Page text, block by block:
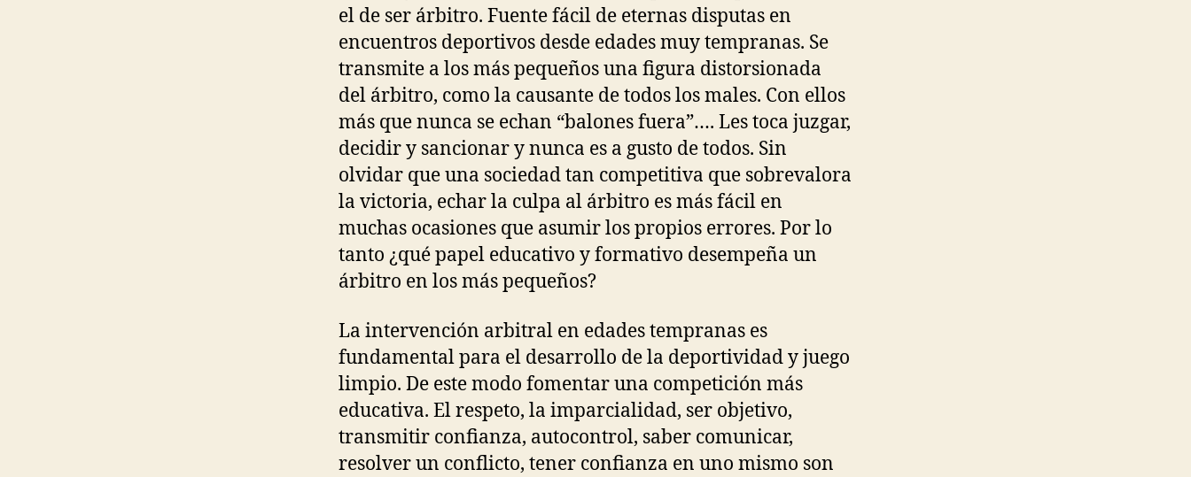
el de ser árbitro. Fuente fácil de eternas disputas en
encuentros deportivos desde edades muy tempranas. Se
transmite a los más pequeños una figura distorsionada
del árbitro, como la causante de todos los males. Con ellos
más que nunca se echan “balones fuera”…. Les toca juzgar,
decidir y sancionar y nunca es a gusto de todos. Sin
olvidar que una sociedad tan competitiva que sobrevalora
la victoria, echar la culpa al árbitro es más fácil en
muchas ocasiones que asumir los propios errores. Por lo
tanto ¿qué papel educativo y formativo desempeña un
árbitro en los más pequeños?
La intervención arbitral en edades tempranas es
fundamental para el desarrollo de la deportividad y juego
limpio. De este modo fomentar una competición más
educativa. El respeto, la imparcialidad, ser objetivo,
transmitir confianza, autocontrol, saber comunicar,
resolver un conflicto, tener confianza en uno mismo son